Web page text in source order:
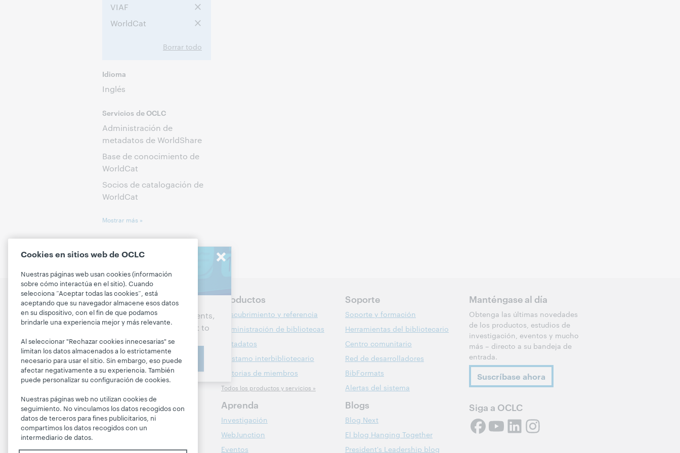
VIAF
WorldCat
Borrar todo
Idioma
Inglés
Servicios de OCLC
Administración de
metadatos de WorldShare
Base de conocimiento de
WorldCat
Socios de catalogación de
WorldCat
Mostrar más »
Stay in the
know
Get the latest product
updates, research, events,
and much more—right to
your inbox.
Subscribe now
Hablemos de los
próximos pasos para su
biblioteca
Comuníquese con
nosotros
Acerca
Acerca de OCLC
Carreras
Respeto y pertenencia
Productos
Descubrimiento y referencia
Administración de bibliotecas
Metadatos
Préstamo interbibliotecario
Historias de miembros
Todos los productos y servicios »
Aprenda
Investigación
WebJunction
Eventos
Soporte
Soporte y formación
Herramientas del bibliotecario
Centro comunitario
Red de desarrolladores
BibFormats
Alertas del sistema
Blogs
Blog Next
El blog Hanging Together
President's Leadership blog
Manténgase al día
Obtenga las últimas novedades
de los productos, estudios de
investigación, eventos y mucho
más – directo a su bandeja de
entrada.
Suscríbase ahora
Siga a OCLC
Cookies en sitios web de OCLC
Nuestras páginas web usan cookies (información
sobre cómo interactúa en el sitio). Cuando
selecciona “Aceptar todas las cookies”, está
aceptando que su navegador almacene esos datos
en su dispositivo, con el fin de que podamos
brindarle una experiencia mejor y más relevante.
Al seleccionar "Rechazar cookies innecesarias" se
limitan los datos almacenados a lo estrictamente
necesario para usar el sitio. Sin embargo, eso puede
afectar negativamente a su experiencia. También
puede personalizar su configuración de cookies.
Nuestras páginas web no utilizan cookies de
seguimiento. No vinculamos los datos recogidos con
datos de terceros para fines publicitarios, ni
compartimos los datos recogidos con un
intermediario de datos.